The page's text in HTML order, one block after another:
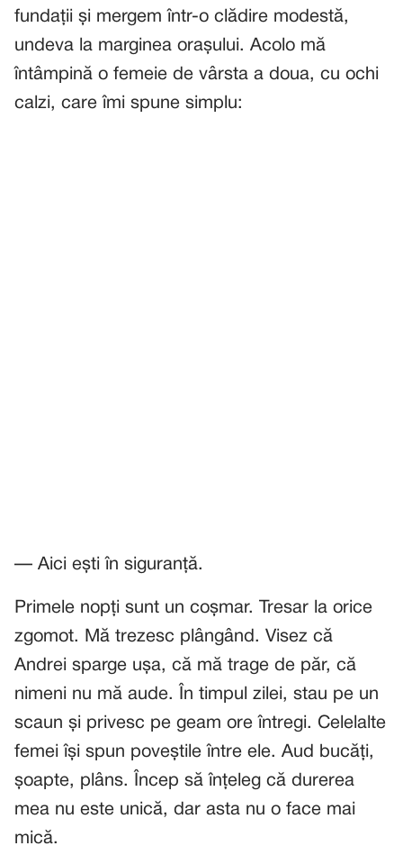
fundații și mergem într-o clădire modestă,
undeva la marginea orașului. Acolo mă
întâmpină o femeie de vârsta a doua, cu ochi
calzi, care îmi spune simplu:
— Aici ești în siguranță.
Primele nopți sunt un coșmar. Tresar la orice
zgomot. Mă trezesc plângând. Visez că
Andrei sparge ușa, că mă trage de păr, că
nimeni nu mă aude. În timpul zilei, stau pe un
scaun și privesc pe geam ore întregi. Celelalte
femei își spun poveștile între ele. Aud bucăți,
șoapte, plâns. Încep să înțeleg că durerea
mea nu este unică, dar asta nu o face mai
mică.